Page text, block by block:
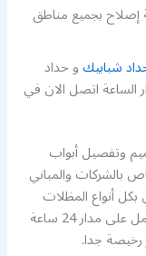
بجميع مناطق
شبابيكو حداد
الساعة اتصل الان في
وتفصيل أبواب
بالشركات والمباني
أنواع المظلات
الكي سبان لذلك يمكنكم التواصل معنا نحن نعمل على مدار 24 ساعة
رخيصة جدا.